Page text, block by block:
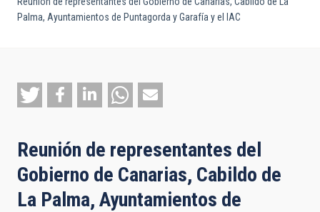
enlaces
a
la
navegación
Palma, Ayuntamientos de Puntagorda y Garafía y el IAC
Reunión de representantes del
Gobierno de Canarias, Cabildo de
La Palma, Ayuntamientos de